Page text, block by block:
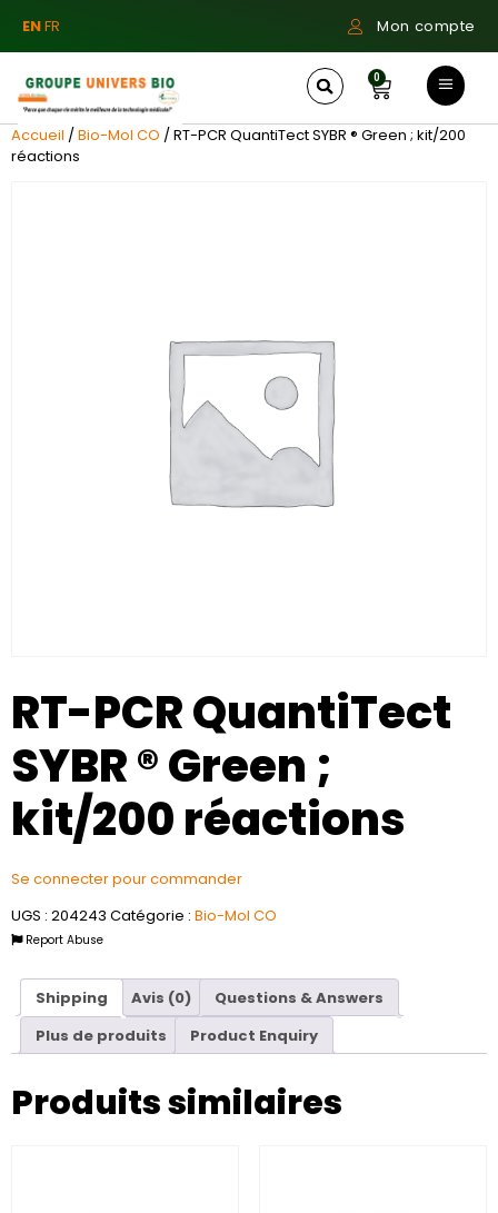
ENFR Mon compte
0
Accueil /Bio-Mol CO / RT-PCR QuantiTect SYBR ® Green ; kit/200
réactions
RT-PCR QuantiTect
SYBR ® Green ;
kit/200 réactions
Se connecter pour commander
UGS : 204243 Catégorie : Bio-Mol CO
Report Abuse
Shipping Avis (0)
Questions & Answers
Plus de produits
Product Enquiry
Produits similaires